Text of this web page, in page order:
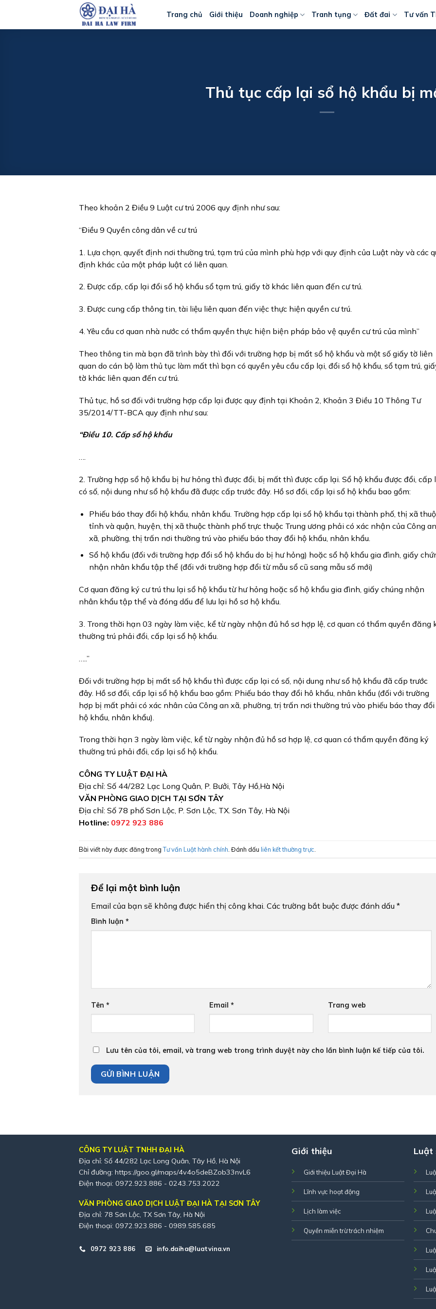
nội
Trang chủ Giới thiệu Doanh nghiệp Tranh tụng Đất đai Tư vấn
Thủ tục cấp lại sổ hộ khẩu bị
Theo khoản 2 Điều 9 Luật cư trú 2006 quy định như sau:
“Điều 9 Quyền công dân về cư trú
1. Lựa chọn, quyết định nơi thường trú, tạm trú của mình phù hợp với quy định của Luật này và các
định khác của một pháp luật có liên quan.
2. Được cấp, cấp lại đổi sổ hộ khẩu sổ tạm trú, giấy tờ khác liên quan đến cư trú.
3. Được cung cấp thông tin, tài liệu liên quan đến việc thực hiện quyền cư trú.
4. Yêu cầu cơ quan nhà nước có thẩm quyền thực hiện biện pháp bảo vệ quyền cư trú của mình”
Theo thông tin mà bạn đã trình bày thì đối với trường hợp bị mất sổ hộ khẩu và một số giấy tờ liên
quan do cán bộ làm thủ tục làm mất thì bạn có quyền yêu cầu cấp lại, đổi sổ hộ khẩu, sổ tạm trú,
tờ khác liên quan đến cư trú.
Thủ tục, hồ sơ đối với trường hợp cấp lại được quy định tại Khoản 2, Khoản 3 Điều 10 Thông Tư
35/2014/TT-BCA quy định như sau:
“Điều 10. Cấp sổ hộ khẩu
….
2. Trường hợp sổ hộ khẩu bị hư hỏng thì được đổi, bị mất thì được cấp lại. Sổ hộ khẩu được đổi, cấp
có số, nội dung như sổ hộ khẩu đã được cấp trước đây. Hồ sơ đổi, cấp lại sổ hộ khẩu bao gồm:
Phiếu báo thay đổi hộ khẩu, nhân khẩu. Trường hợp cấp lại sổ hộ khẩu tại thành phố, thị xã
tỉnh và quận, huyện, thị xã thuộc thành phố trực thuộc Trung ương phải có xác nhận của Công an
xã, phường, thị trấn nơi thường trú vào phiếu báo thay đổi hộ khẩu, nhân khẩu.
Sổ hộ khẩu (đối với trường hợp đổi sổ hộ khẩu do bị hư hỏng) hoặc sổ hộ khẩu gia đình, giấy
nhận nhân khẩu tập thể (đối với trường hợp đổi từ mẫu sổ cũ sang mẫu số mới)
Cơ quan đăng ký cư trú thu lại sổ hộ khẩu từ hư hỏng hoặc sổ hộ khẩu gia đình, giấy chúng nhận
nhân khẩu tập thể và đóng dấu để lưu lại hồ sơ hộ khẩu.
3. Trong thời hạn 03 ngày làm việc, kể từ ngày nhận đủ hồ sơ hợp lệ, cơ quan có thẩm quyền đăng
thường trú phải đổi, cấp lại sổ hộ khẩu.
…..”
Đối với trường hợp bị mất sổ hộ khẩu thì được cấp lại có số, nội dung như sổ hộ khẩu đã cấp trước
đây. Hồ sơ đổi, cấp lại sổ hộ khẩu bao gồm: Phiếu báo thay đổi hô khẩu, nhân khẩu (đối với trường
hợp bị mất phải có xác nhân của Công an xã, phường, trị trấn nơi thường trú vào phiếu báo thay đổi
hộ khẩu, nhân khẩu).
Trong thời hạn 3 ngày làm việc, kể từ ngày nhận đủ hồ sơ hợp lệ, cơ quan có thẩm quyền đăng ký
thường trú phải đổi, cấp lại sổ hộ khẩu.
CÔNG TY LUẬT ĐẠI HÀ
Địa chỉ: Số 44/282 Lạc Long Quân, P. Bưởi, Tây Hồ,Hà Nội
VĂN PHÒNG GIAO DỊCH TẠI SƠN TÂY
Địa chỉ: Số 78 phố Sơn Lộc, P. Sơn Lộc, TX. Sơn Tây, Hà Nội
Hotline: 0972 923 886
Bài viết này được đăng trongTư vấn Luật hành chính . Đánh dấu liên kết thường trực
Để lại một bình luận
Email của bạn sẽ không được hiển thị công khai. Các trường bắt buộc được đánh dấu *
Bình luận *
Tên * Email* Trang web
Lưu tên của tôi, email, và trang web trong trình duyệt này cho lần bình luận kế tiếp của tôi.
CÔNG TY LUẬT TNHH ĐẠI HÀ
Địa chỉ: Số 44/282 Lạc Long Quân, Tây Hồ, Hà Nội
Chỉ đường: https://goo.gl/maps/4v4o5deBZob33nvL6
Điện thoại: 0972.923.886 - 0243.753.2022
VĂN PHÒNG GIAO DỊCH LUẬT ĐẠI HÀ TẠI SƠN TÂY
Địa chỉ: 78 Sơn Lộc, TX Sơn Tây, Hà Nội
Điện thoại: 0972.923.886 - 0989.585.685
0972 923 886 info.daiha@luatvina.vn
Giới thiệu
Giới thiệu Luật Đại Hà
Lĩnh vực hoạt động
Lịch làm việc
Quyền miễn trừ trách nhiệm
Luật